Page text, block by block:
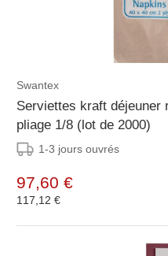
Swantex
Serviettes kraft déjeuner
pliage 1/8 (lot de 2000)
1-3 jours ouvrés
97,60 €
117,12 €